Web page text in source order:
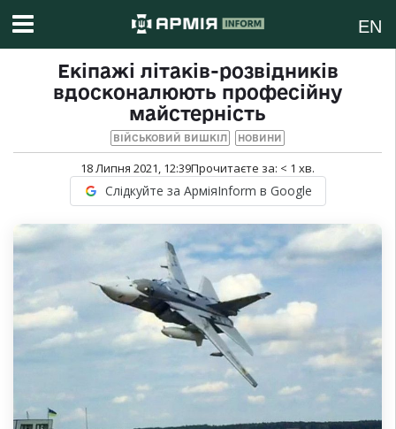
EN
Екіпажі літаків-розвідників
вдосконалюють професійну
майстерність
ВІЙСЬКОВИЙ ВИШКІЛ НОВИНИ
18 Липня 2021, 12:39Прочитаєте за: < 1 хв.
Слідкуйте за АрміяInform в Google